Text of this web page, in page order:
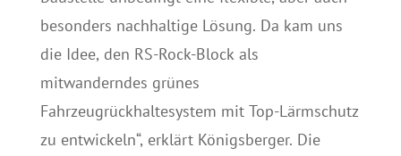
besonders nachhaltige Lösung. Da kam uns
die Idee, den RS-Rock-Block als
mitwanderndes grünes
Fahrzeugrückhaltesystem mit Top-Lärmschutz
zu entwickeln“, erklärt Königsberger. Die